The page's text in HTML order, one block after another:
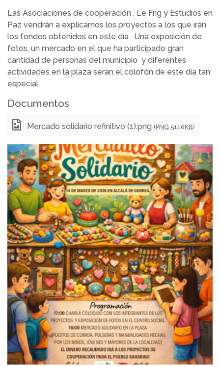
Las Asociaciones de cooperación , Le Frig y Estudios en
Paz vendrán a explicarnos los proyectos a los que irán
los fondos obtenidos en este día . Una exposición de
fotos, un mercado en el que ha participado gran
cantidad de personas del municipio y diferentes
actividades en la plaza serán el colofón de este día tan
especial.
Documentos
Mercado solidario refinitivo (1).png (PNG 5110KB)